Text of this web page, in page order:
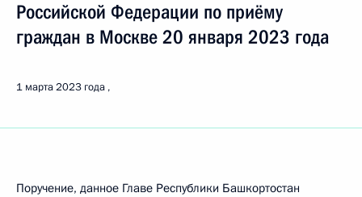
Российской Федерации по приёму
граждан в Москве 20 января 2023 года
1 марта 2023 года
Поручение, данное Главе Республики Башкортостан